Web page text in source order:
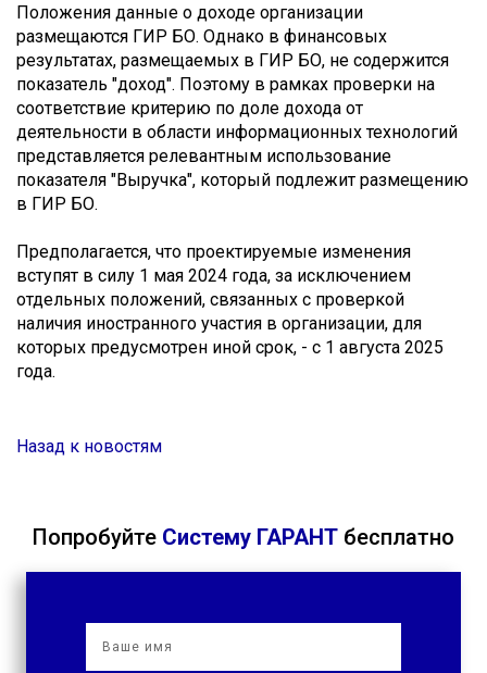
Положения данные о доходе организации
размещаются ГИР БО. Однако в финансовых
результатах, размещаемых в ГИР БО, не содержится
показатель "доход". Поэтому в рамках проверки на
соответствие критерию по доле дохода от
деятельности в области информационных технологий
представляется релевантным использование
показателя "Выручка", который подлежит размещению
в ГИР БО.
Предполагается, что проектируемые изменения
вступят в силу 1 мая 2024 года, за исключением
отдельных положений, связанных с проверкой
наличия иностранного участия в организации, для
которых предусмотрен иной срок, - с 1 августа 2025
года.
Назад к новостям
Попробуйте Систему ГАРАНТ бесплатно